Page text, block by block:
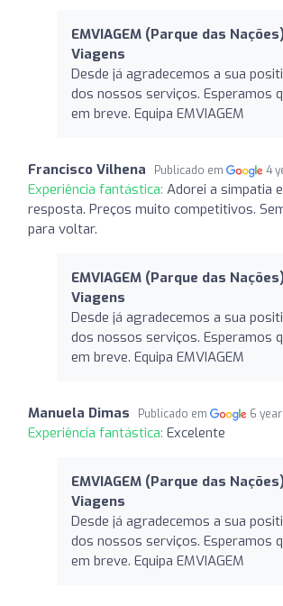
EMVIAGEM (Parque das
Viagens
Desde já agradecemos a sua
dos nossos serviços. Esperamos
em breve. Equipa EMVIAGEM
Francisco Vilhena Publicado em 4
Experiência fantástica: Adorei a simpatia
resposta. Preços muito competitivos.
para voltar.
EMVIAGEM (Parque das
Viagens
Desde já agradecemos a sua
dos nossos serviços. Esperamos
em breve. Equipa EMVIAGEM
Manuela Dimas Publicado em 6
Experiência fantástica: Excelente
EMVIAGEM (Parque das
Viagens
Desde já agradecemos a sua
dos nossos serviços. Esperamos
em breve. Equipa EMVIAGEM